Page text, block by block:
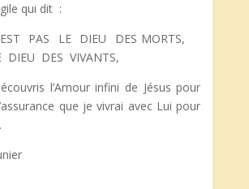
qui dit :
PAS LE DIEU DES MORTS,
DIEU DES VIVANTS,
l’Amour infini de Jésus pour
que je vivrai avec Lui pour